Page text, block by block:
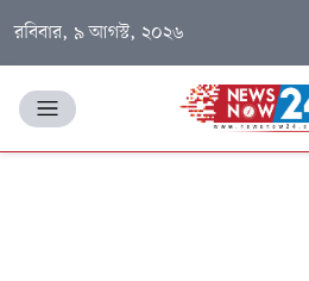
রবিবার, ৯ আগস্ট, ২০২৬